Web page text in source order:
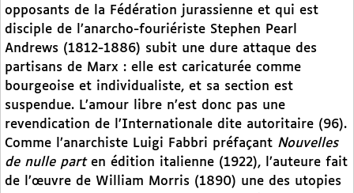
opposants de la Fédération jurassienne et qui est
disciple de l’anarcho-fouriériste Stephen Pearl
Andrews (1812-1886) subit une dure attaque des
partisans de Marx : elle est caricaturée comme
bourgeoise et individualiste, et sa section est
suspendue. L’amour libre n’est donc pas une
revendication de l’Internationale dite autoritaire (96).
Comme l’anarchiste Luigi Fabbri préfaçant Nouvelles
de nulle parten édition italienne (1922), l’auteure fait
de l’œuvre de William Morris (1890) une des utopies